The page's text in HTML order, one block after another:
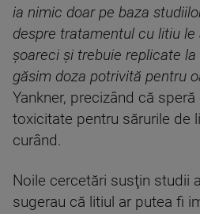
ia nimic doar pe baza
despre tratamentul cu litiu le
şoareci şi trebuie replicate la
găsim doza potrivită pentru
Yankner, precizând că
toxicitate pentru sărurile de
curând.
Noile cercetări susţin studii
sugerau că litiul ar putea fi